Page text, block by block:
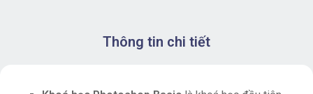
Thông tin chi tiết